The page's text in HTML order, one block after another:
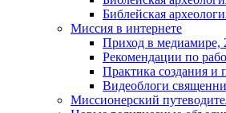
Библейская
Миссия в интернете
Приход в медиамире,
Рекомендации по
Практика создания и
Видеоблоги
Миссионерский